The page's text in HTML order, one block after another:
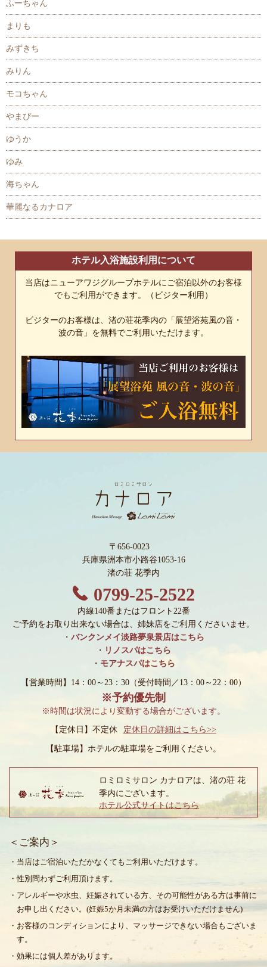
ふーちゃん
まりも
みずきち
みりん
モコちゃん
やまぴー
ゆうか
ゆみ
海ちゃん
華麗なるカナロア
ホテル入浴施設利用について
当店はニューアワジグループホテルにご宿泊以外のお客様
でもご利用ができます。（ビジター利用）
ビジターのお客様は、渚の荘花季内の「展望浴苑風の音・
波の音」を無料でご利用いただけます。
〒656-0023
兵庫県洲本市小路谷1053-16
渚の荘 花季内
0799-25-2522
内線140番またはフロント22番
ご予約をお取り出来ない場合は、姉妹店をご利用くださいませ。
・ バンクンメイ淡路夢泉景店はこちら
・ リノスパはこちら
・ モアナスパはこちら
【営業時間】14：00～23：30 （受付時間／13：00～22：00）
※予約優先制
※時間は状況により変動する場合がございます。
【定休日】不定休 定休日の詳細はこちら>>
【駐車場】 ホテルの駐車場をご利用ください。
ロミロミサロン カナロアは、渚の荘 花
季内にございます。
ホテル公式サイトはこちら
＜ご案内＞
・当店はご宿泊いただかなくてもご利用いただけます。
・性別問わずご利用頂けます。
・アレルギーや水虫、妊娠されている方、その可能性がある方は事前に
お申し出ください。(妊娠5か月未満の方はお受けいただけません)
・お客様のコンディションにより、マッサージできない場合もございま
す。
・効果には個人差があります。